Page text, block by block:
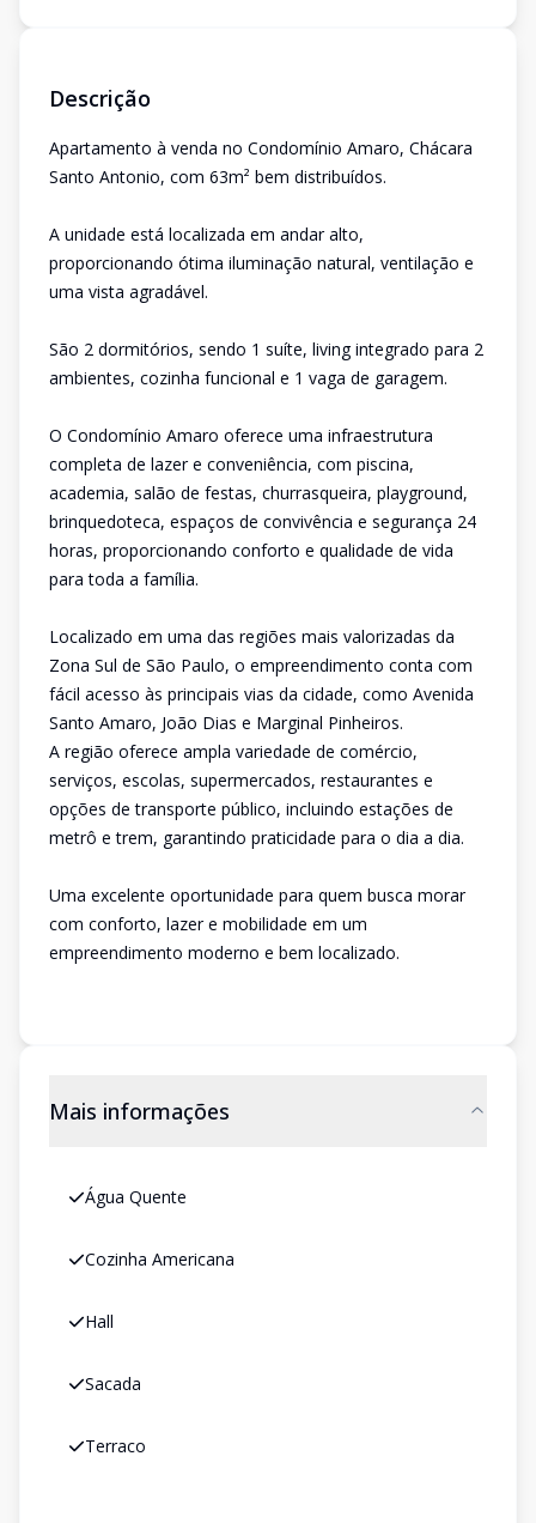
Descrição
Apartamento à venda no Condomínio Amaro, Chácara
Santo Antonio, com 63m² bem distribuídos.
A unidade está localizada em andar alto,
proporcionando ótima iluminação natural, ventilação e
uma vista agradável.
São 2 dormitórios, sendo 1 suíte, living integrado para 2
ambientes, cozinha funcional e 1 vaga de garagem.
O Condomínio Amaro oferece uma infraestrutura
completa de lazer e conveniência, com piscina,
academia, salão de festas, churrasqueira, playground,
brinquedoteca, espaços de convivência e segurança 24
horas, proporcionando conforto e qualidade de vida
para toda a família.
Localizado em uma das regiões mais valorizadas da
Zona Sul de São Paulo, o empreendimento conta com
fácil acesso às principais vias da cidade, como Avenida
Santo Amaro, João Dias e Marginal Pinheiros.
A região oferece ampla variedade de comércio,
serviços, escolas, supermercados, restaurantes e
opções de transporte público, incluindo estações de
metrô e trem, garantindo praticidade para o dia a dia.
Uma excelente oportunidade para quem busca morar
com conforto, lazer e mobilidade em um
empreendimento moderno e bem localizado.
Mais informações
Água Quente
Cozinha Americana
Hall
Sacada
Terraco